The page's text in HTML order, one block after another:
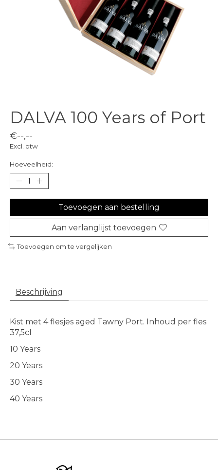
DALVA 100 Years of Port
€--,--
Excl. btw
Hoeveelheid:
Toevoegen aan bestelling
Aan verlanglijst toevoegen
Toevoegen om te vergelijken
Beschrijving
Kist met 4 flesjes aged Tawny Port. Inhoud per fles
37,5cl
10 Years
20 Years
30 Years
40 Years